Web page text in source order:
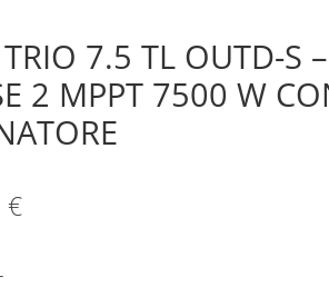
7.5 TL OUTD-S
2 MPPT 7500 W
€